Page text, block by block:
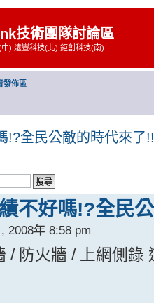
技術團隊討論區
),遠豐科技(北),鉅創科技(南)
發佈區
!?全民公敵的時代來了!!
不好嗎!?全民
2008年 8:58 pm
/ 防火牆 / 上網側錄